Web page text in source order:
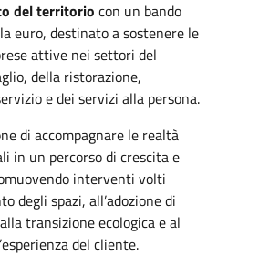
del territorio con un bando
euro, destinato a sostenere le
attive nei settori del
della ristorazione,
e dei servizi alla persona.
di accompagnare le realtà
in un percorso di crescita e
interventi volti
degli spazi, all’adozione di
transizione ecologica e al
del cliente.